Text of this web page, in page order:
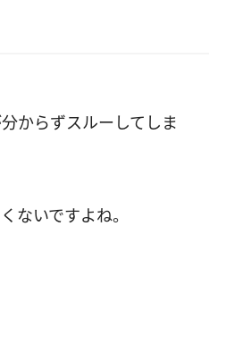
からずスルーしてしま
ないですよね。